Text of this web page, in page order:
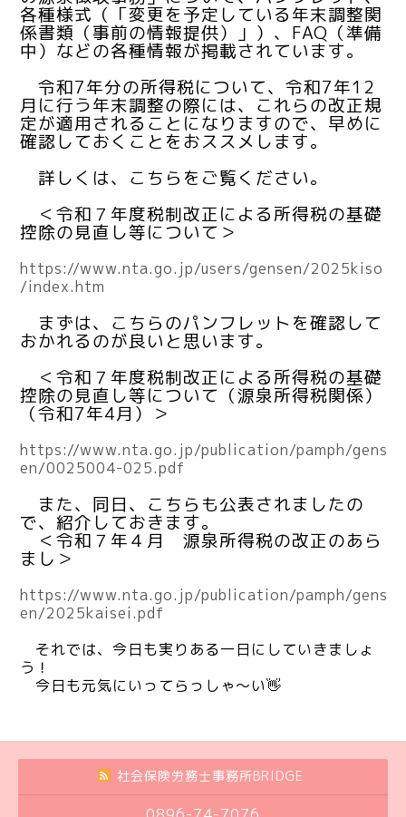
各種様式（「変更を予定している年末調整関
係書類（事前の情報提供）」）、FAQ（準備
中）などの各種情報が掲載されています。
令和7年分の所得税について、令和7年12
月に行う年末調整の際には、これらの改正規
定が適用されることになりますので、早めに
確認しておくことをおススメします。
詳しくは、こちらをご覧ください。
＜令和７年度税制改正による所得税の基礎
控除の見直し等について＞
https://www.nta.go.jp/users/gensen/2025kiso
/index.htm
まずは、こちらのパンフレットを確認して
おかれるのが良いと思います。
＜令和７年度税制改正による所得税の基礎
控除の見直し等について（源泉所得税関係）
（令和7年4月）＞
https://www.nta.go.jp/publication/pamph/gens
en/0025004-025.pdf
また、同日、こちらも公表されましたの
で、紹介しておきます。
＜令和７年４月 源泉所得税の改正のあら
まし＞
https://www.nta.go.jp/publication/pamph/gens
en/2025kaisei.pdf
それでは、今日も実りある一日にしていきましょ
う！
今日も元気にいってらっしゃ～い👋
社会保険労務士事務所BRIDGE